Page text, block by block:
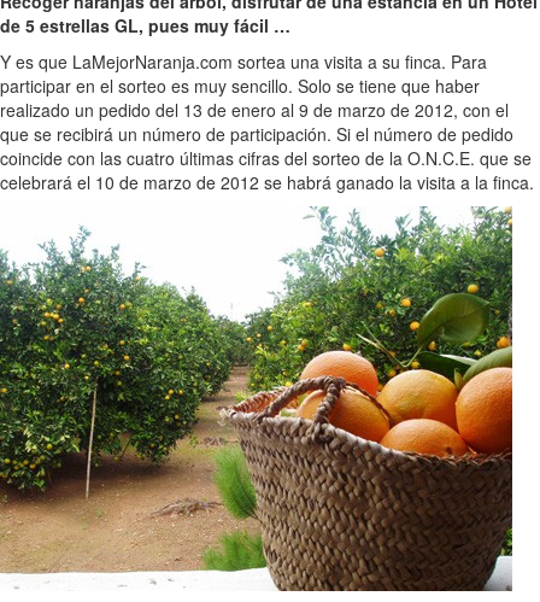
de 5 estrellas GL, pues muy fácil …
Y es que LaMejorNaranja.com sortea una visita a su finca. Para
participar en el sorteo es muy sencillo. Solo se tiene que haber
realizado un pedido del 13 de enero al 9 de marzo de 2012, con el
que se recibirá un número de participación. Si el número de pedido
coincide con las cuatro últimas cifras del sorteo de la O.N.C.E. que se
celebrará el 10 de marzo de 2012 se habrá ganado la visita a la finca.